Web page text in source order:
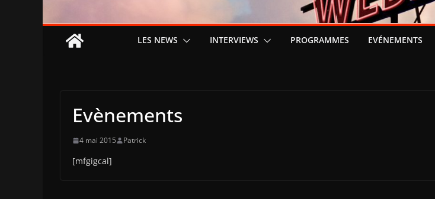
LES NEWS INTERVIEWS PROGRAMMES EVÉNEMENTS
Evènements
4 mai 2015 Patrick
[mfgigcal]